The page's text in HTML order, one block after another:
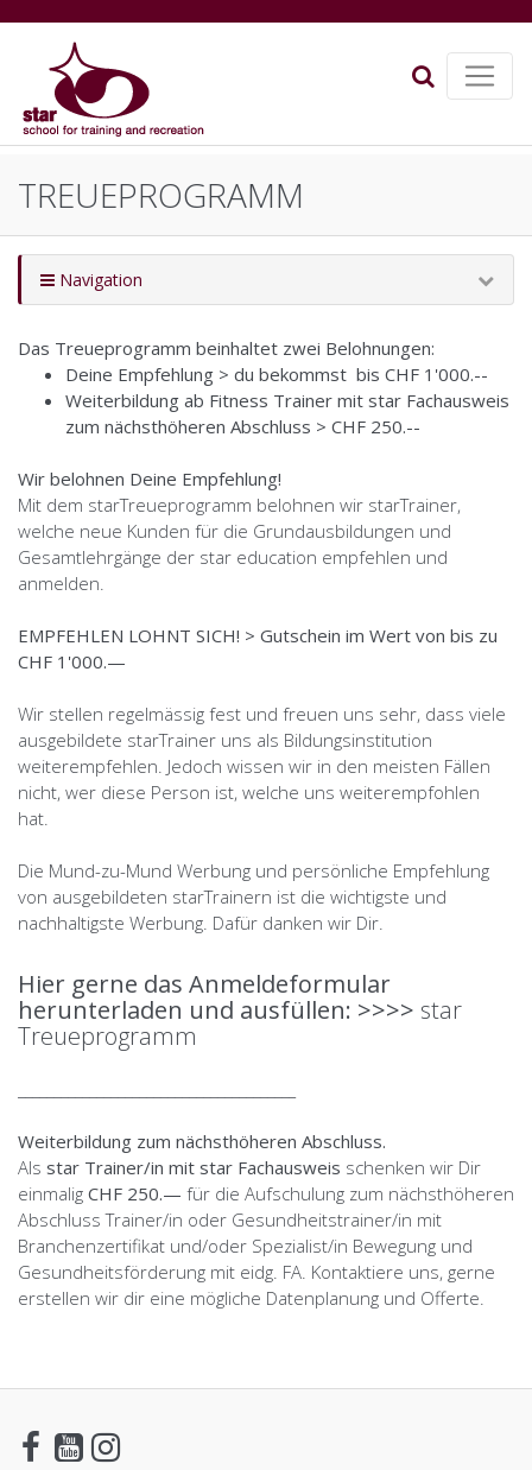
TREUEPROGRAMM
Navigation
Das Treueprogramm beinhaltet zwei Belohnungen:
Deine Empfehlung > du bekommst bis CHF 1'000.--
Weiterbildung ab Fitness Trainer mit star Fachausweis
zum nächsthöheren Abschluss > CHF 250.--
Wir belohnen Deine Empfehlung!
Mit dem starTreueprogramm belohnen wir starTrainer,
welche neue Kunden für die Grundausbildungen und
Gesamtlehrgänge der star education empfehlen und
anmelden.
EMPFEHLEN LOHNT SICH! > Gutschein im Wert von bis zu
CHF 1'000.—
Wir stellen regelmässig fest und freuen uns sehr, dass viele
ausgebildete starTrainer uns als Bildungsinstitution
weiterempfehlen. Jedoch wissen wir in den meisten Fällen
nicht, wer diese Person ist, welche uns weiterempfohlen
hat.
Die Mund-zu-Mund Werbung und persönliche Empfehlung
von ausgebildeten starTrainern ist die wichtigste und
nachhaltigste Werbung. Dafür danken wir Dir.
Hier gerne das Anmeldeformular
herunterladen und ausfüllen: >>>> star
Treueprogramm
Weiterbildung zum nächsthöheren Abschluss.
Als star Trainer/in mit star Fachausweis schenken wir Dir
einmalig CHF 250.— für die Aufschulung zum nächsthöheren
Abschluss Trainer/in oder Gesundheitstrainer/in mit
Branchenzertifikat und/oder Spezialist/in Bewegung und
Gesundheitsförderung mit eidg. FA. Kontaktiere uns, gerne
erstellen wir dir eine mögliche Datenplanung und Offerte.